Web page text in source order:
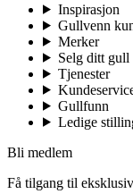
Inspirasjon
Gullvenn
Merker
Selg ditt gull
Tjenester
Gullfunn
Ledige
Bli medlem
Få tilgang til